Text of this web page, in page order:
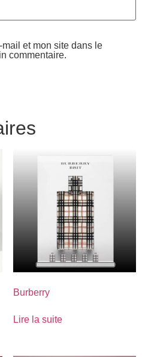
et mon site dans le
commentaire.
Burberry
Lire la suite